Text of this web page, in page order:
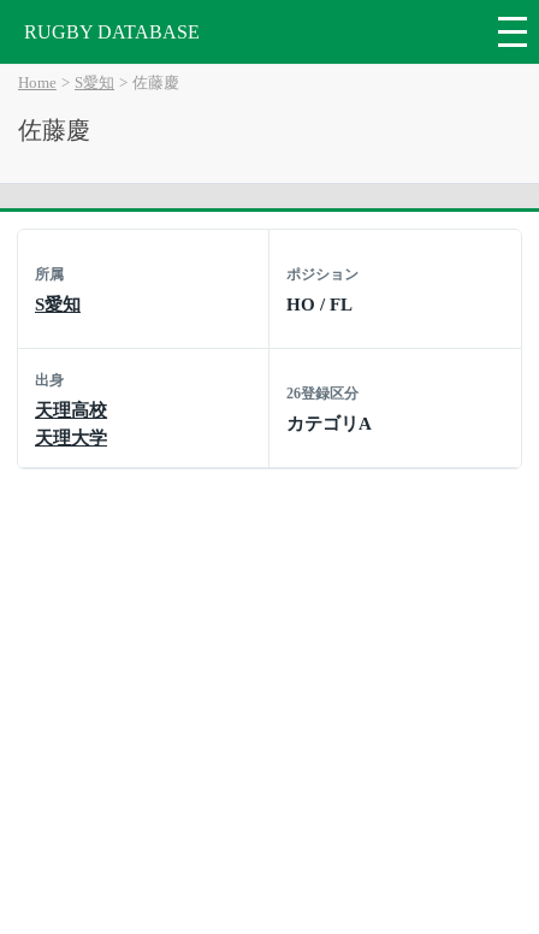
RUGBY DATABASE
Home S愛知 佐藤慶
佐藤慶
所属
S愛知
ポジション
HO / FL
出身
天理高校
天理大学
26登録区分
カテゴリA